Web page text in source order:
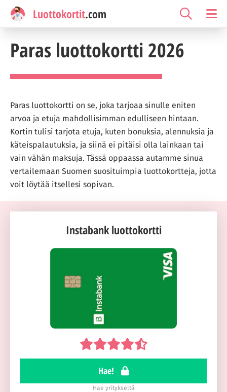
Luottokortit.com
Paras luottokortti 2026
Paras luottokortti on se, joka tarjoaa sinulle eniten
arvoa ja etuja mahdollisimman edulliseen hintaan.
Kortin tulisi tarjota etuja, kuten bonuksia, alennuksia ja
käteispalautuksia, ja siinä ei pitäisi olla lainkaan tai
vain vähän maksuja. Tässä oppaassa autamme sinua
vertailemaan Suomen suosituimpia luottokortteja, jotta
voit löytää itsellesi sopivan.
Instabank luottokortti
Hae!
Hae yritykseltä